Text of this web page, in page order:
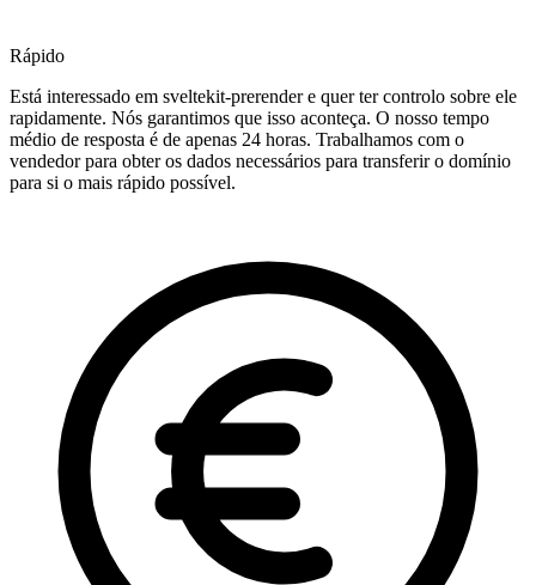
Rápido
Está interessado em sveltekit-prerender e quer ter controlo sobre ele
rapidamente. Nós garantimos que isso aconteça. O nosso tempo
médio de resposta é de apenas 24 horas. Trabalhamos com o
vendedor para obter os dados necessários para transferir o domínio
para si o mais rápido possível.